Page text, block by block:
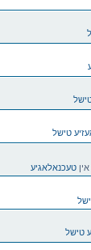
טישל
טעכנאלאגיע
טישל